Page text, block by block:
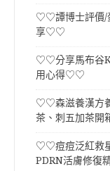
♡♡譚博士評價/
享♡♡
♡♡分享馬布谷
用心得♡♡
♡♡森滋養漢方
茶、刺五加茶
♡♡痘痘泛紅救
PDRN活膚修